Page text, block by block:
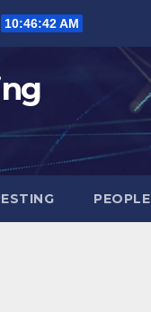
10:46:43 AM
PEOPLE